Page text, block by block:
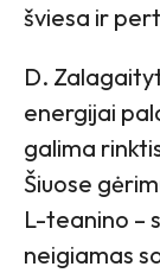
šviesa ir
D.
energijai
galima
Šiuose
L-teanino –
neigiamas